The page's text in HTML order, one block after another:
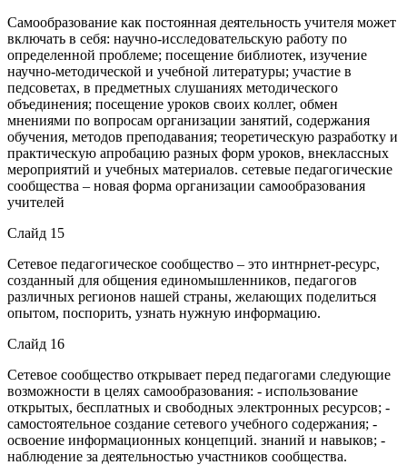
Самообразование как постоянная деятельность учителя может
включать в себя: научно-исследовательскую работу по
определенной проблеме; посещение библиотек, изучение
научно-методической и учебной литературы; участие в
педсоветах, в предметных слушаниях методического
объединения; посещение уроков своих коллег, обмен
мнениями по вопросам организации занятий, содержания
обучения, методов преподавания; теоретическую разработку и
практическую апробацию разных форм уроков, внеклассных
мероприятий и учебных материалов. сетевые педагогические
сообщества – новая форма организации самообразования
учителей
Слайд 15
Сетевое педагогическое сообщество – это интнрнет-ресурс,
созданный для общения единомышленников, педагогов
различных регионов нашей страны, желающих поделиться
опытом, поспорить, узнать нужную информацию.
Слайд 16
Сетевое сообщество открывает перед педагогами следующие
возможности в целях самообразования: - использование
открытых, бесплатных и свободных электронных ресурсов; -
самостоятельное создание сетевого учебного содержания; -
освоение информационных концепций. знаний и навыков; -
наблюдение за деятельностью участников сообщества.